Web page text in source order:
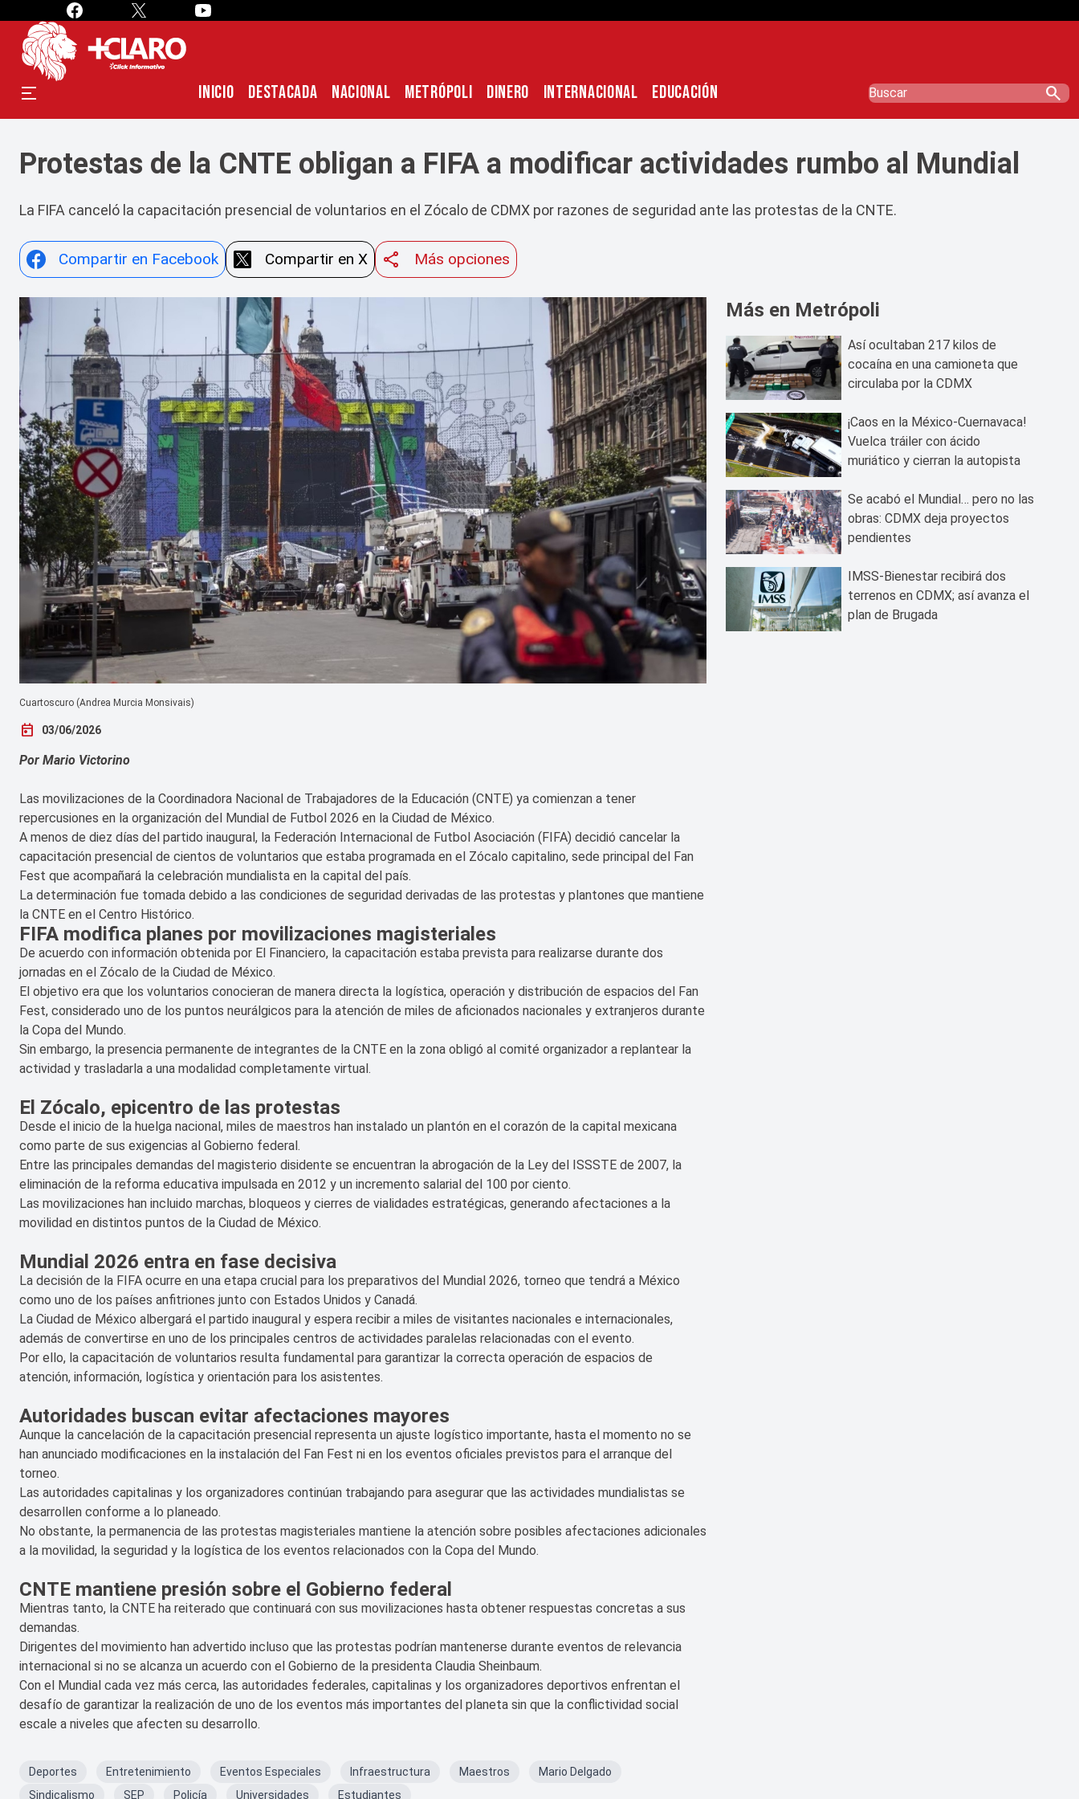
INICIO DESTACADA NACIONAL METRÓPOLI DINERO INTERNACIONAL EDUCACIÓN search
Protestas de la CNTE obligan a FIFA a modificar actividades rumbo al Mundial
La FIFA canceló la capacitación presencial de voluntarios en el Zócalo de CDMX por razones de seguridad ante las protestas de la CNTE.
Compartir en Facebook Compartir en X Más opciones
Cuartoscuro (Andrea Murcia Monsivais)
today 03/06/2026
Por Mario Victorino
Las movilizaciones de la Coordinadora Nacional de Trabajadores de la Educación (CNTE) ya comienzan a tener
repercusiones en la organización del Mundial de Futbol 2026 en la Ciudad de México.
A menos de diez días del partido inaugural, la Federación Internacional de Futbol Asociación (FIFA) decidió cancelar la
capacitación presencial de cientos de voluntarios que estaba programada en el Zócalo capitalino, sede principal del Fan
Fest que acompañará la celebración mundialista en la capital del país.
La determinación fue tomada debido a las condiciones de seguridad derivadas de las protestas y plantones que mantiene
la CNTE en el Centro Histórico.
FIFA modifica planes por movilizaciones magisteriales
De acuerdo con información obtenida por El Financiero, la capacitación estaba prevista para realizarse durante dos
jornadas en el Zócalo de la Ciudad de México.
El objetivo era que los voluntarios conocieran de manera directa la logística, operación y distribución de espacios del Fan
Fest, considerado uno de los puntos neurálgicos para la atención de miles de aficionados nacionales y extranjeros durante
la Copa del Mundo.
Sin embargo, la presencia permanente de integrantes de la CNTE en la zona obligó al comité organizador a replantear la
actividad y trasladarla a una modalidad completamente virtual.
El Zócalo, epicentro de las protestas
Desde el inicio de la huelga nacional, miles de maestros han instalado un plantón en el corazón de la capital mexicana
como parte de sus exigencias al Gobierno federal.
Entre las principales demandas del magisterio disidente se encuentran la abrogación de la Ley del ISSSTE de 2007, la
eliminación de la reforma educativa impulsada en 2012 y un incremento salarial del 100 por ciento.
Las movilizaciones han incluido marchas, bloqueos y cierres de vialidades estratégicas, generando afectaciones a la
movilidad en distintos puntos de la Ciudad de México.
Mundial 2026 entra en fase decisiva
La decisión de la FIFA ocurre en una etapa crucial para los preparativos del Mundial 2026, torneo que tendrá a México
como uno de los países anfitriones junto con Estados Unidos y Canadá.
La Ciudad de México albergará el partido inaugural y espera recibir a miles de visitantes nacionales e internacionales,
además de convertirse en uno de los principales centros de actividades paralelas relacionadas con el evento.
Por ello, la capacitación de voluntarios resulta fundamental para garantizar la correcta operación de espacios de
atención, información, logística y orientación para los asistentes.
Autoridades buscan evitar afectaciones mayores
Aunque la cancelación de la capacitación presencial representa un ajuste logístico importante, hasta el momento no se
han anunciado modificaciones en la instalación del Fan Fest ni en los eventos oficiales previstos para el arranque del
torneo.
Las autoridades capitalinas y los organizadores continúan trabajando para asegurar que las actividades mundialistas se
desarrollen conforme a lo planeado.
No obstante, la permanencia de las protestas magisteriales mantiene la atención sobre posibles afectaciones adicionales
a la movilidad, la seguridad y la logística de los eventos relacionados con la Copa del Mundo.
CNTE mantiene presión sobre el Gobierno federal
Mientras tanto, la CNTE ha reiterado que continuará con sus movilizaciones hasta obtener respuestas concretas a sus
demandas.
Dirigentes del movimiento han advertido incluso que las protestas podrían mantenerse durante eventos de relevancia
internacional si no se alcanza un acuerdo con el Gobierno de la presidenta Claudia Sheinbaum.
Con el Mundial cada vez más cerca, las autoridades federales, capitalinas y los organizadores deportivos enfrentan el
desafío de garantizar la realización de uno de los eventos más importantes del planeta sin que la conflictividad social
escale a niveles que afecten su desarrollo.
Deportes Entretenimiento Eventos Especiales Infraestructura Maestros
Mario Delgado
Sindicalismo
SEP Policía Universidades Estudiantes
Más en Metrópoli
Así ocultaban 217 kilos de
cocaína en una camioneta que
circulaba por la CDMX
¡Caos en la México-Cuernavaca!
Vuelca tráiler con ácido
muriático y cierran la autopista
Se acabó el Mundial… pero no las
obras: CDMX deja proyectos
pendientes
IMSS-Bienestar recibirá dos
terrenos en CDMX; así avanza el
plan de Brugada